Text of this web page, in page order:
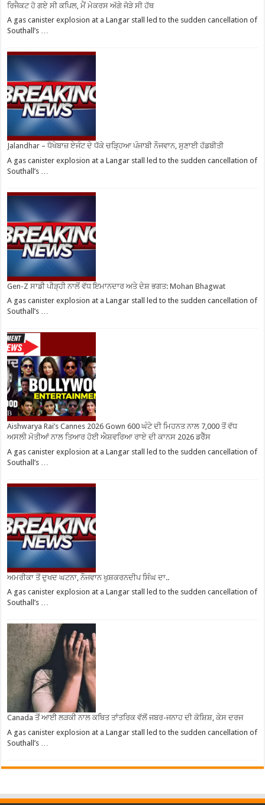
ਰਿਜੈਕਟ ਹੋ ਗਏ ਸੀ ਕਪਿਲ, ਮੈਂ ਮੇਕਰਸ ਅੱਗੇ ਜੋੜੇ ਸੀ ਹੱਥ
A gas canister explosion at a Langar stall led to the sudden cancellation of
Southall’s …
Jalandhar – ਧੋਖੇਬਾਜ਼ ਏਜੰਟ ਦੇ ਧੱਕੇ ਚੜ੍ਹਿਆ ਪੰਜਾਬੀ ਨੌਜਵਾਨ, ਸੁਣਾਈ ਹੱਡਬੀਤੀ
A gas canister explosion at a Langar stall led to the sudden cancellation of
Southall’s …
Gen-Z ਸਾਡੀ ਪੀੜ੍ਹੀ ਨਾਲੋਂ ਵੱਧ ਇਮਾਨਦਾਰ ਅਤੇ ਦੇਸ਼ ਭਗਤ: Mohan Bhagwat
A gas canister explosion at a Langar stall led to the sudden cancellation of
Southall’s …
Aishwarya Rai’s Cannes 2026 Gown 600 ਘੰਟੇ ਦੀ ਮਿਹਨਤ ਨਾਲ 7,000 ਤੋਂ ਵੱਧ
ਅਸਲੀ ਮੋਤੀਆਂ ਨਾਲ ਤਿਆਰ ਹੋਈ ਐਸ਼ਵਰਿਆ ਰਾਏ ਦੀ ਕਾਨਸ 2026 ਡਰੈੱਸ
A gas canister explosion at a Langar stall led to the sudden cancellation of
Southall’s …
ਅਮਰੀਕਾ ਤੋਂ ਦੁਖਦ ਘਟਨਾ, ਨੌਜਵਾਨ ਖੁਸ਼ਕਰਨਦੀਪ ਸਿੰਘ ਦਾ..
A gas canister explosion at a Langar stall led to the sudden cancellation of
Southall’s …
Canada ਤੋਂ ਆਈ ਲੜਕੀ ਨਾਲ ਕਥਿਤ ਤਾਂਤਰਿਕ ਵੱਲੋਂ ਜਬਰ-ਜਨਾਹ ਦੀ ਕੋਸ਼ਿਸ਼, ਕੇਸ ਦਰਜ
A gas canister explosion at a Langar stall led to the sudden cancellation of
Southall’s …